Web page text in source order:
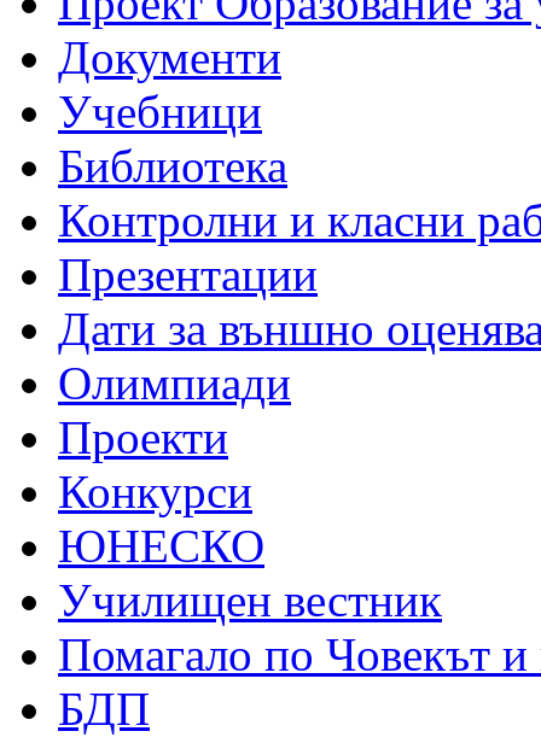
Документи
Учебници
Библиотека
Контролни и класни
Презентации
Дати за външно
Олимпиади
Проекти
Конкурси
ЮНЕСКО
Училищен вестник
Помагало по Човекът и
БДП